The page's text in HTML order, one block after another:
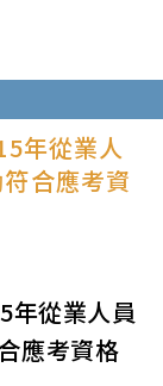
年從業人
合應考資
年從業人員
應考資格